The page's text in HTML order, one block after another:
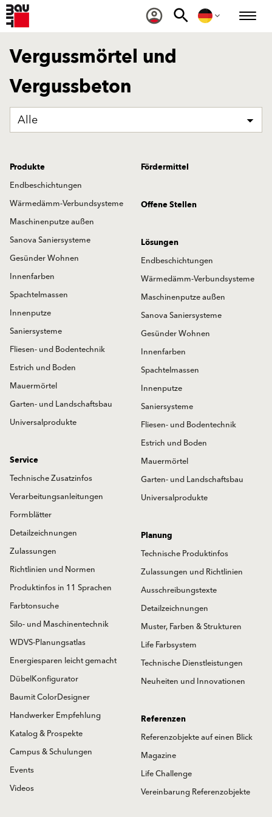
Vergussmörtel und
Vergussbeton
Alle
Produkte
Endbeschichtungen
Wärmedämm-Verbundsysteme
Maschinenputze außen
Sanova Saniersysteme
Gesünder Wohnen
Innenfarben
Spachtelmassen
Innenputze
Saniersysteme
Fliesen- und Bodentechnik
Estrich und Boden
Mauermörtel
Garten- und Landschaftsbau
Universalprodukte
Fördermittel
Offene Stellen
Lösungen
Endbeschichtungen
Wärmedämm-Verbundsysteme
Maschinenputze außen
Sanova Saniersysteme
Gesünder Wohnen
Innenfarben
Spachtelmassen
Innenputze
Saniersysteme
Fliesen- und Bodentechnik
Estrich und Boden
Mauermörtel
Garten- und Landschaftsbau
Universalprodukte
Service
Technische Zusatzinfos
Verarbeitungsanleitungen
Formblätter
Detailzeichnungen
Zulassungen
Richtlinien und Normen
Produktinfos in 11 Sprachen
Farbtonsuche
Silo- und Maschinentechnik
WDVS-Planungsatlas
Energiesparen leicht gemacht
DübelKonfigurator
Baumit ColorDesigner
Handwerker Empfehlung
Katalog & Prospekte
Campus & Schulungen
Events
Videos
Planung
Technische Produktinfos
Zulassungen und Richtlinien
Ausschreibungstexte
Detailzeichnungen
Muster, Farben & Strukturen
Life Farbsystem
Technische Dienstleistungen
Neuheiten und Innovationen
Referenzen
Referenzobjekte auf einen Blick
Magazine
Life Challenge
Vereinbarung Referenzobjekte